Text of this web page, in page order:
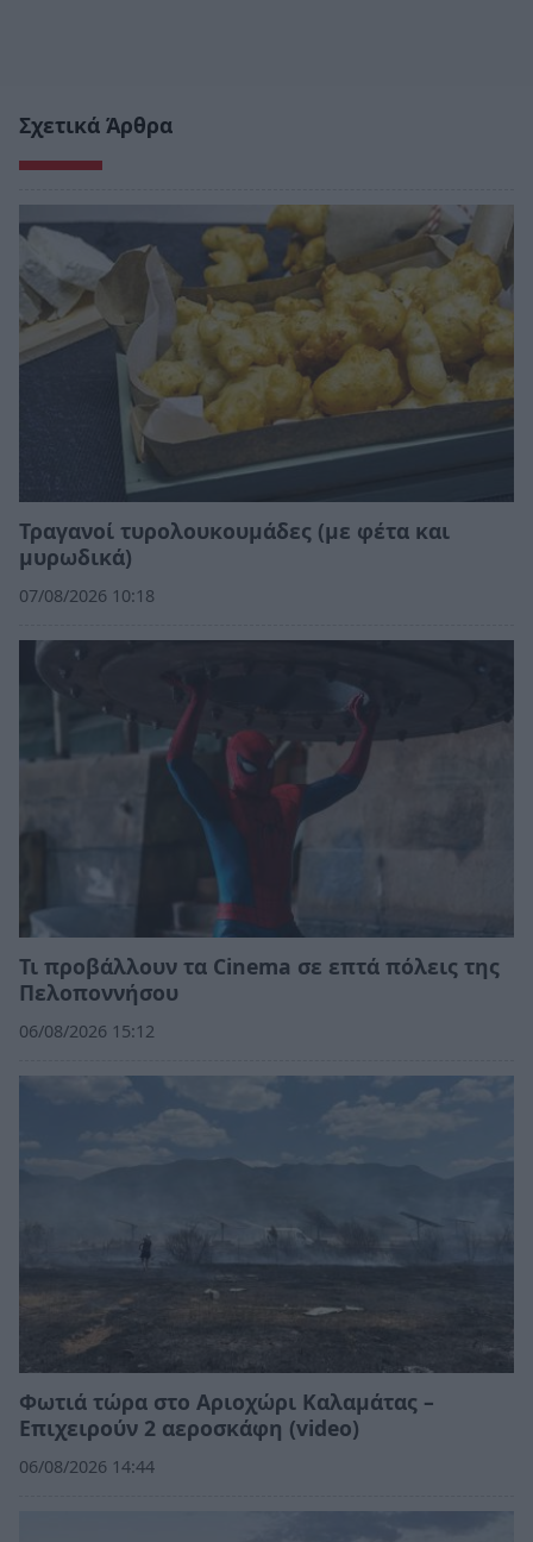
Σχετικά Άρθρα
Τραγανοί τυρολουκουμάδες (με φέτα και
μυρωδικά)
07/08/2026 10:18
Τι προβάλλουν τα Cinema σε επτά πόλεις της
Πελοποννήσου
06/08/2026 15:12
Φωτιά τώρα στο Αριοχώρι Καλαμάτας –
Επιχειρούν 2 αεροσκάφη (video)
06/08/2026 14:44